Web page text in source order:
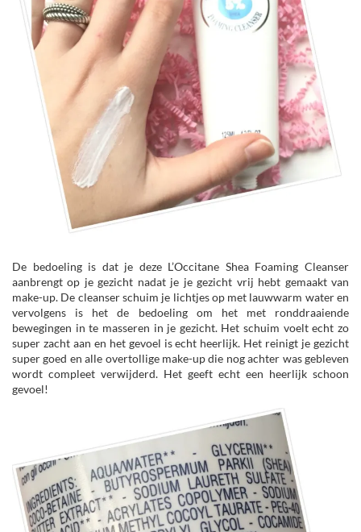
De bedoeling is dat je deze L’Occitane Shea Foaming Cleanser
aanbrengt op je gezicht nadat je je gezicht vrij hebt gemaakt van
make-up. De cleanser schuim je lichtjes op met lauwwarm water en
vervolgens is het de bedoeling om het met ronddraaiende
bewegingen in te masseren in je gezicht. Het schuim voelt echt zo
super zacht aan en het gevoel is echt heerlijk. Het reinigt je gezicht
super goed en alle overtollige make-up die nog achter was gebleven
wordt compleet verwijderd. Het geeft echt een heerlijk schoon
gevoel!